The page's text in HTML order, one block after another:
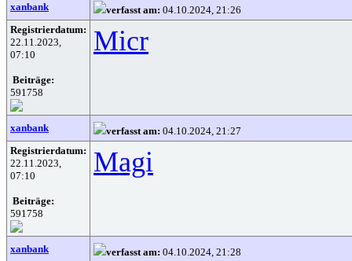
xanbank verfasst am: 04.10.2024, 21:26
Registrierdatum:
22.11.2023,
07:10
Beiträge:
591758
Micr
xanbank verfasst am: 04.10.2024, 21:27
Registrierdatum:
22.11.2023,
07:10
Beiträge:
591758
Magi
xanbank verfasst am: 04.10.2024, 21:28